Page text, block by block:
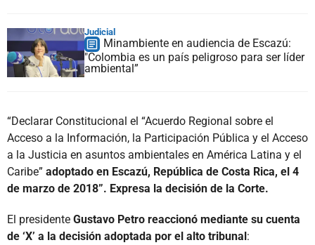
Judicial
Minambiente en audiencia de Escazú:
"Colombia es un país peligroso para ser líder
ambiental”
“Declarar Constitucional el “Acuerdo Regional sobre el
Acceso a la Información, la Participación Pública y el Acceso
a la Justicia en asuntos ambientales en América Latina y el
Caribe” adoptado en Escazú, República de Costa Rica, el 4
de marzo de 2018”. Expresa la decisión de la Corte.
El presidente Gustavo Petro reaccionó mediante su cuenta
de ‘X’ a la decisión adoptada por el alto tribunal: